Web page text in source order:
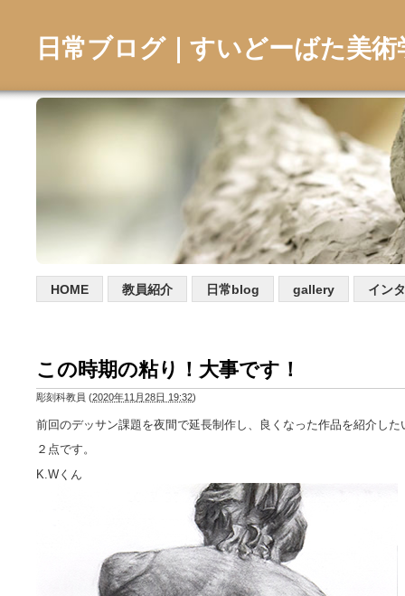
日常ブログ｜すいどーばた美術
HOME 教員紹介 日常blog gallery イン
この時期の粘り！大事です！
彫刻科教員 (2020年11月28日 19:32)
前回のデッサン課題を夜間で延長制作し、良くなった作品を紹介した
２点です。
K.Wくん